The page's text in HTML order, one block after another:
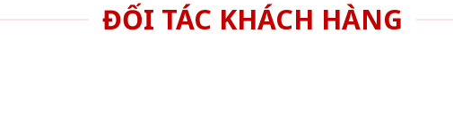
ĐỐI TÁC KHÁCH HÀNG